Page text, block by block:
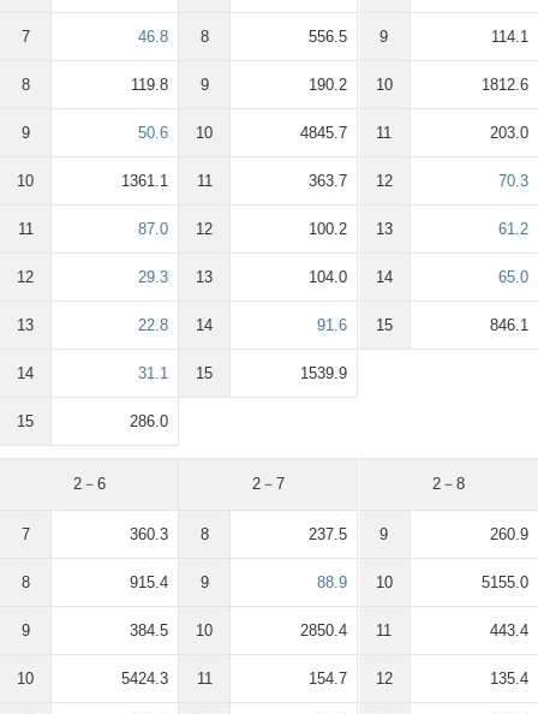
7 46.8
8 119.8
9 50.6
10 1361.1
11 87.0
12 29.3
13 22.8
14 31.1
15 286.0
8 556.5
9 190.2
10 4845.7
11 363.7
12 100.2
13 104.0
14 91.6
15 1539.9
9 114.1
10 1812.6
11 203.0
12 70.3
13 61.2
14 65.0
15 846.1
2－6
7 360.3
8 915.4
9 384.5
10 5424.3
2－7
8 237.5
9 88.9
10 2850.4
11 154.7
2－8
9 260.9
10 5155.0
11 443.4
12 135.4